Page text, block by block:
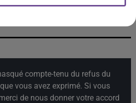
IGLESIAS BORMIN'
compte-tenu du refus du
vous avez exprimé. Si vous
de nous donner votre accord